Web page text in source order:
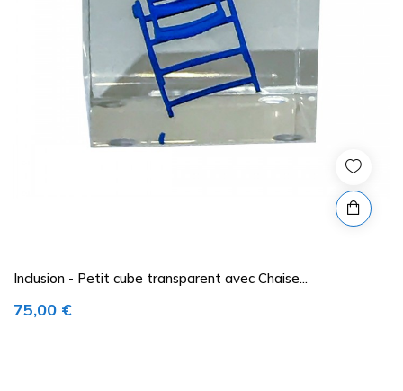
Inclusion - Petit cube transparent avec Chaise...
Prix
75,00 €